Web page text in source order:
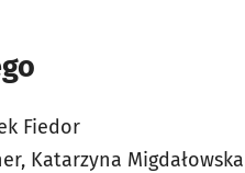
Fiedor
Katarzyna Migdałowska